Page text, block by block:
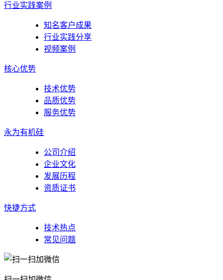
行业实践案例
知名客户成果
行业实践分享
视频案例
核心优势
技术优势
品质优势
服务优势
永为有机硅
公司介绍
企业文化
发展历程
资质证书
快捷方式
技术热点
常见问题